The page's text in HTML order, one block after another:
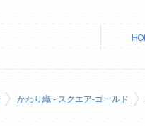
かわり織 - スクエア-ゴールド